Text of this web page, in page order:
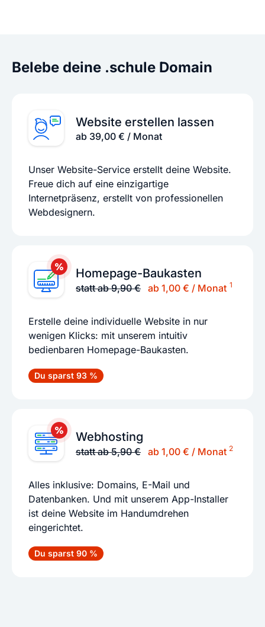
Belebe deine .schule Domain
Website erstellen lassen
ab 39,00 € / Monat
Unser Website-Service erstellt deine Website.
Freue dich auf eine einzigartige
Internetpräsenz, erstellt von professionellen
Webdesignern.
Homepage-Baukasten
statt ab 9,90 € ab 1,00 € / Monat 1
Erstelle deine individuelle Website in nur
wenigen Klicks: mit unserem intuitiv
bedienbaren Homepage-Baukasten.
Du sparst 93 %
Webhosting
statt ab 5,90 € ab 1,00 € / Monat 2
Alles inklusive: Domains, E-Mail und
Datenbanken. Und mit unserem App-Installer
ist deine Website im Handumdrehen
eingerichtet.
Du sparst 90 %